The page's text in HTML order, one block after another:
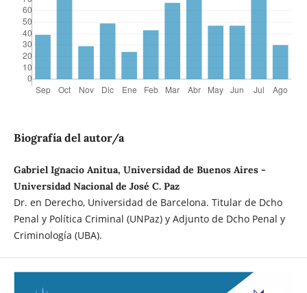
Biografía del autor/a
Gabriel Ignacio Anitua, Universidad de Buenos Aires -
Universidad Nacional de José C. Paz
Dr. en Derecho, Universidad de Barcelona. Titular de Dcho
Penal y Política Criminal (UNPaz) y Adjunto de Dcho Penal y
Criminología (UBA).